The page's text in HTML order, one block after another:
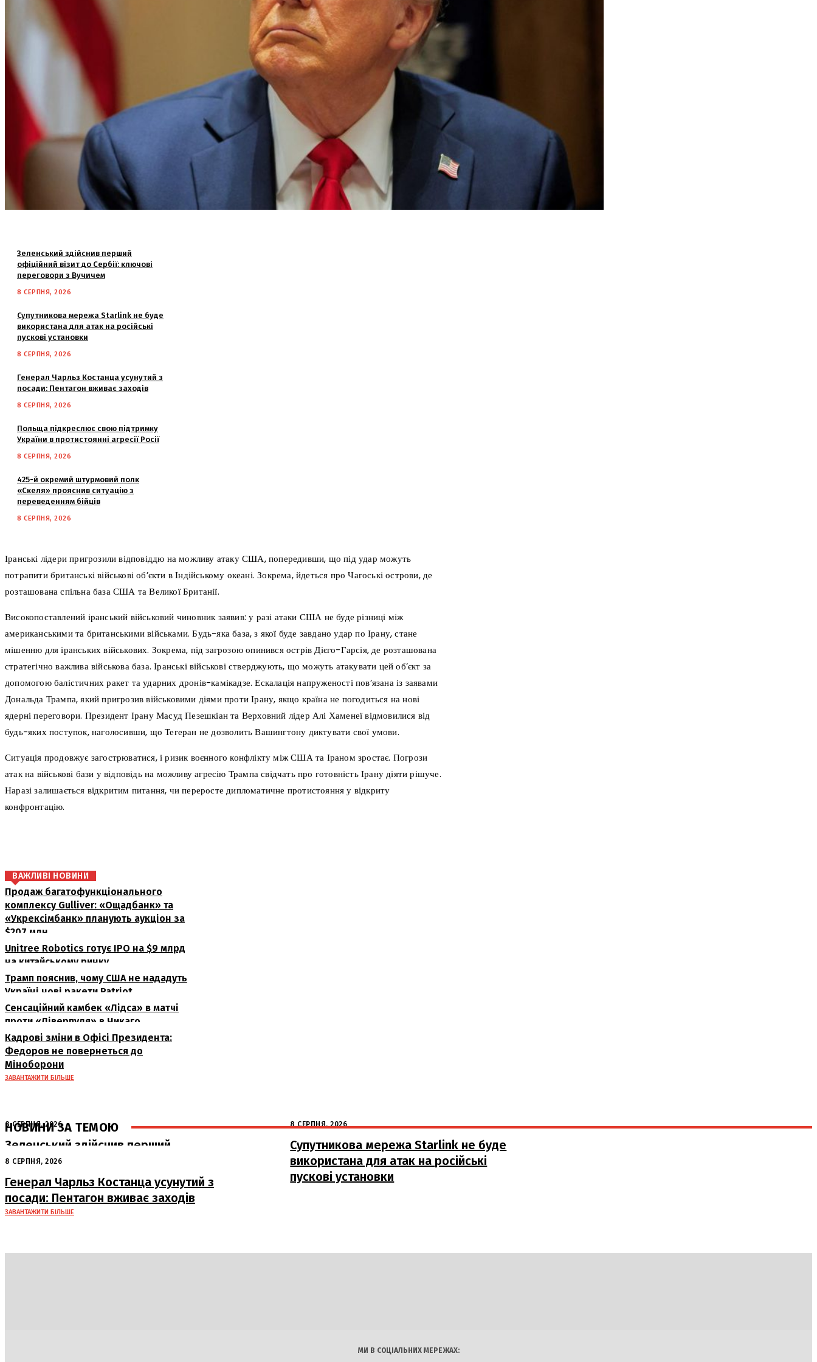
Зеленський здійснив перший
офіційний візит до Сербії: ключові
переговори з Вучичем
8 СЕРПНЯ, 2026
Супутникова мережа Starlink не буде
використана для атак на російські
пускові установки
8 СЕРПНЯ, 2026
Генерал Чарльз Костанца усунутий з
посади: Пентагон вживає заходів
8 СЕРПНЯ, 2026
Польща підкреслює свою підтримку
України в протистоянні агресії Росії
8 СЕРПНЯ, 2026
425-й окремий штурмовий полк
«Скеля» прояснив ситуацію з
переведенням бійців
8 СЕРПНЯ, 2026
Іранські лідери пригрозили відповіддю на можливу атаку США, попередивши, що під удар можуть
потрапити британські військові об’єкти в Індійському океані. Зокрема, йдеться про Чагоські острови, де
розташована спільна база США та Великої Британії.
Високопоставлений іранський військовий чиновник заявив: у разі атаки США не буде різниці між
американськими та британськими військами. Будь-яка база, з якої буде завдано удар по Ірану, стане
мішенню для іранських військових. Зокрема, під загрозою опинився острів Дієго-Гарсія, де розташована
стратегічно важлива військова база. Іранські військові стверджують, що можуть атакувати цей об’єкт за
допомогою балістичних ракет та ударних дронів-камікадзе. Ескалація напруженості пов’язана із заявами
Дональда Трампа, який пригрозив військовими діями проти Ірану, якщо країна не погодиться на нові
ядерні переговори. Президент Ірану Масуд Пезешкіан та Верховний лідер Алі Хаменеї відмовилися від
будь-яких поступок, наголосивши, що Тегеран не дозволить Вашингтону диктувати свої умови.
Ситуація продовжує загострюватися, і ризик воєнного конфлікту між США та Іраном зростає. Погрози
атак на військові бази у відповідь на можливу агресію Трампа свідчать про готовність Ірану діяти рішуче.
Наразі залишається відкритим питання, чи переросте дипломатичне протистояння у відкриту
конфронтацію.
ВАЖЛИВІ НОВИНИ
Продаж багатофункціонального
комплексу Gulliver: «Ощадбанк» та
«Укрексімбанк» планують аукціон за
$207 млн
Unitree Robotics готує IPO на $9 млрд
на китайському ринку
Трамп пояснив, чому США не нададуть
Україні нові ракети Patriot
Сенсаційний камбек «Лідса» в матчі
проти «Ліверпуля» в Чикаго
Кадрові зміни в Офісі Президента:
Федоров не повернеться до
Міноборони
ЗАВАНТАЖИТИ БІЛЬШЕ
НОВИНИ ЗА ТЕМОЮ
8 СЕРПНЯ, 2026
Зеленський здійснив перший
офіційний візит до Сербії: ключові
переговори з Вучичем
8 СЕРПНЯ, 2026
Супутникова мережа Starlink не буде
використана для атак на російські
пускові установки
8 СЕРПНЯ, 2026
Генерал Чарльз Костанца усунутий з
посади: Пентагон вживає заходів
ЗАВАНТАЖИТИ БІЛЬШЕ
МИ В СОЦІАЛЬНИХ МЕРЕЖАХ: